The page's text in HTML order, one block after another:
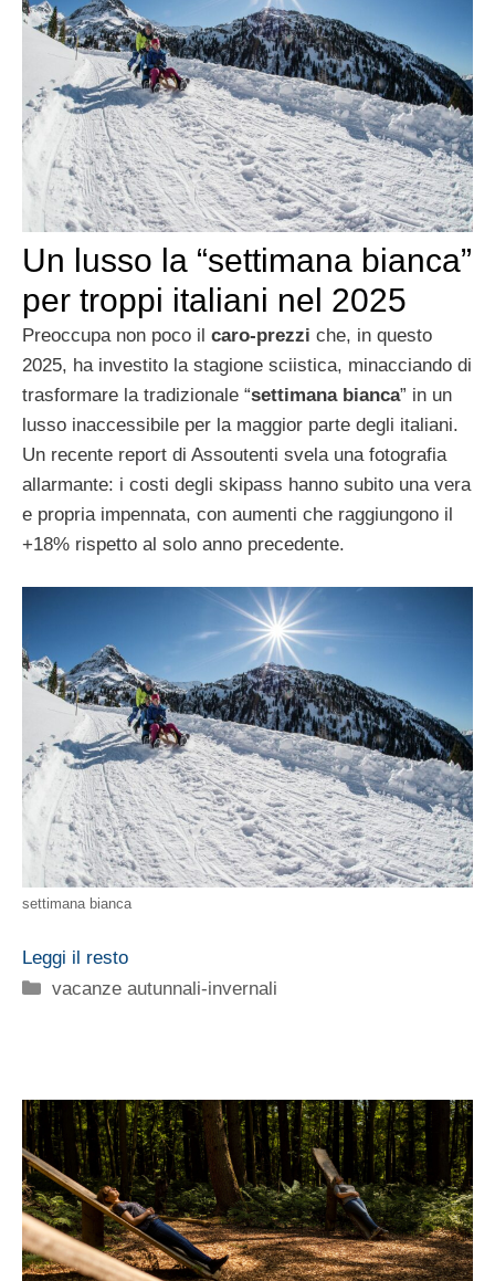
Un lusso la “settimana bianca”
per troppi italiani nel 2025
Preoccupa non poco il caro-prezzi che, in questo
2025, ha investito la stagione sciistica, minacciando di
trasformare la tradizionale “settimana bianca” in un
lusso inaccessibile per la maggior parte degli italiani.
Un recente report di Assoutenti svela una fotografia
allarmante: i costi degli skipass hanno subito una vera
e propria impennata, con aumenti che raggiungono il
+18% rispetto al solo anno precedente.
settimana bianca
Leggi il resto
Categorie
vacanze autunnali-invernali